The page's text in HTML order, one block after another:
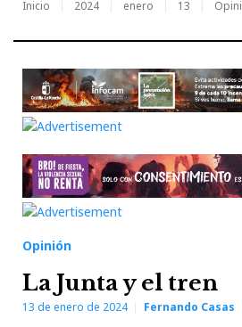
Inicio 2024 enero 13
Opinión
La Junta y el tren
13 de enero de 2024 Fernando Casas